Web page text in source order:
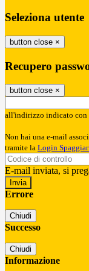
Seleziona utente
button close ×
Recupero
button close ×
all'indirizzo indicato con
Non hai una e-mail
tramite la Login
E-mail inviata, si
Errore
Chiudi
Successo
Chiudi
Informazione